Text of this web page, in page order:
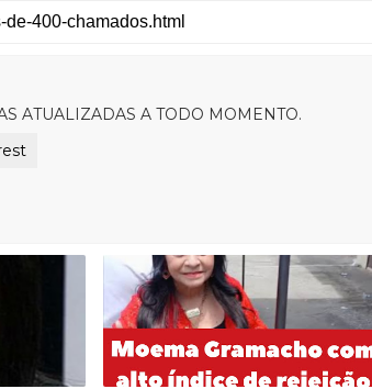
ATUALIZADAS A TODO MOMENTO.